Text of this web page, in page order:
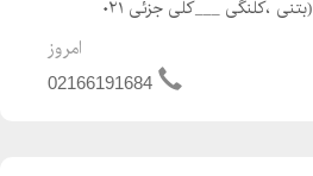
(بتنی ،کلنگی ___کلی جزئی ۰۲۱
ضایعات ،خاکبرداری ،گودبرداری با انواع
امروز
02166191684